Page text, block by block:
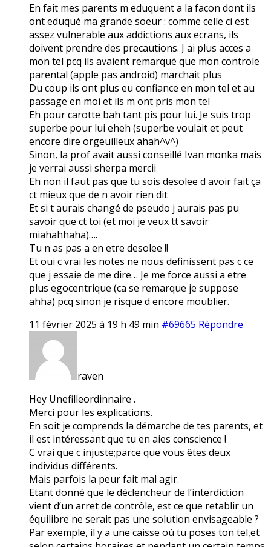
En fait mes parents m eduquent a la facon dont ils
ont eduqué ma grande soeur : comme celle ci est
assez vulnerable aux addictions aux ecrans, ils
doivent prendre des precautions. J ai plus acces a
mon tel pcq ils avaient remarqué que mon controle
parental (apple pas android) marchait plus
Du coup ils ont plus eu confiance en mon tel et au
passage en moi et ils m ont pris mon tel
Eh pour carotte bah tant pis pour lui. Je suis trop
superbe pour lui eheh (superbe voulait et peut
encore dire orgeuilleux ahah^v^)
Sinon, la prof avait aussi conseillé Ivan monka mais
je verrai aussi sherpa mercii
Eh non il faut pas que tu sois desolee d avoir fait ça
ct mieux que de n avoir rien dit
Et si t aurais changé de pseudo j aurais pas pu
savoir que ct toi (et moi je veux tt savoir
miahahhaha)….
Tu n as pas a en etre desolee !!
Et oui c vrai les notes ne nous definissent pas c ce
que j essaie de me dire… Je me force aussi a etre
plus egocentrique (ca se remarque je suppose
ahha) pcq sinon je risque d encore moublier.
11 février 2025 à 19 h 49 min #69665 Répondre
raven
Hey Unefilleordinnaire .
Merci pour les explications.
En soit je comprends la démarche de tes parents, et
il est intéressant que tu en aies conscience !
C vrai que c injuste;parce que vous êtes deux
individus différents.
Mais parfois la peur fait mal agir.
Etant donné que le déclencheur de l’interdiction
vient d’un arret de contrôle, est ce que retablir un
équilibre ne serait pas une solution envisageable ?
Par exemple, il y a une caisse où tu poses ton tel,et